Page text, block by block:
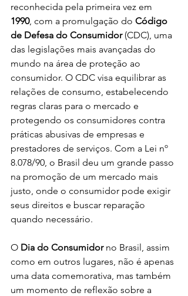
reconhecida pela primeira vez em
1990, com a promulgação do Código
de Defesa do Consumidor (CDC), uma
das legislações mais avançadas do
mundo na área de proteção ao
consumidor. O CDC visa equilibrar as
relações de consumo, estabelecendo
regras claras para o mercado e
protegendo os consumidores contra
práticas abusivas de empresas e
prestadores de serviços. Com a Lei nº
8.078/90, o Brasil deu um grande passo
na promoção de um mercado mais
justo, onde o consumidor pode exigir
seus direitos e buscar reparação
quando necessário.
O Dia do Consumidor no Brasil, assim
como em outros lugares, não é apenas
uma data comemorativa, mas também
um momento de reflexão sobre a